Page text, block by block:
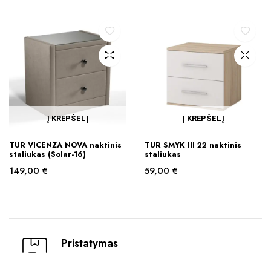
Į KREPŠELĮ
TUR VICENZA NOVA naktinis
staliukas (Solar-16)
149,00 €
Į KREPŠELĮ
TUR SMYK III 22 naktinis
staliukas
59,00 €
Pristatymas